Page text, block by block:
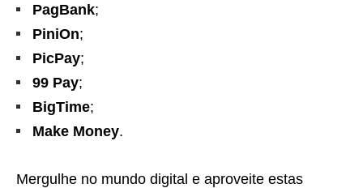
PagBank;
PiniOn;
PicPay;
99 Pay;
BigTime;
Make Money.
Mergulhe no mundo digital e aproveite estas